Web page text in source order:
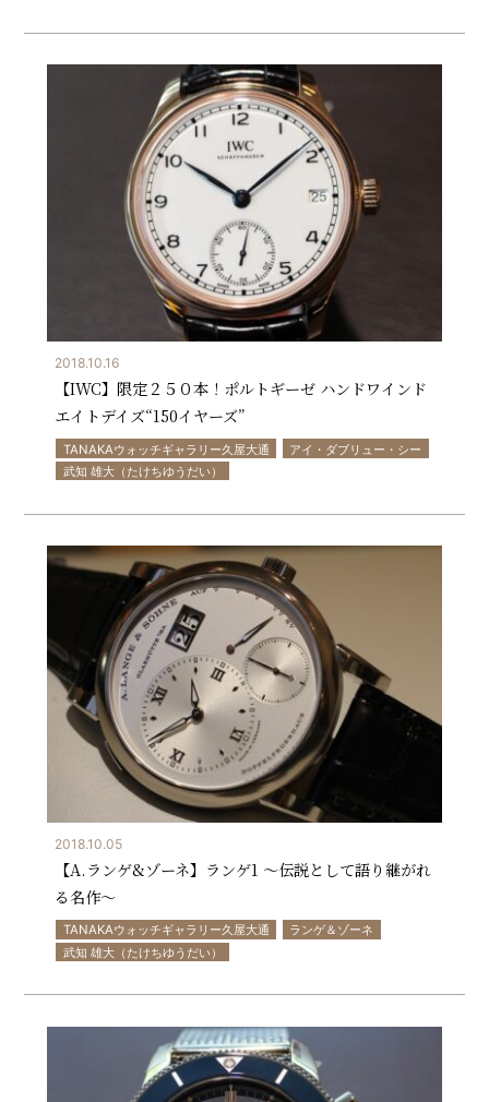
2018.10.16
【IWC】限定２５０本！ポルトギーゼ ハンドワインド
エイトデイズ“150イヤーズ”
TANAKAウォッチギャラリー久屋大通
アイ・ダブリュー・シー
武知 雄大（たけちゆうだい）
2018.10.05
【A.ランゲ&ゾーネ】ランゲ1 ～伝説として語り継がれ
る名作～
TANAKAウォッチギャラリー久屋大通
ランゲ＆ゾーネ
武知 雄大（たけちゆうだい）